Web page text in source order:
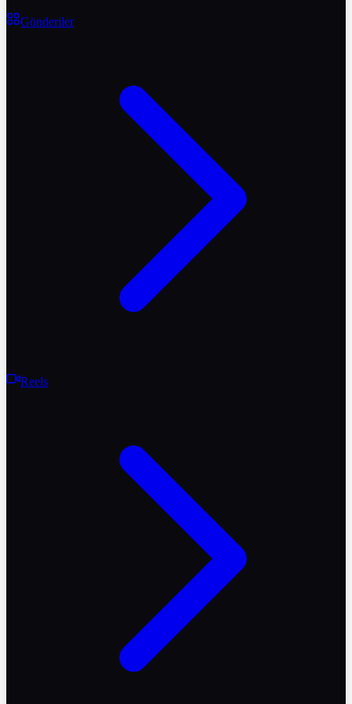
Gönderiler
Reels